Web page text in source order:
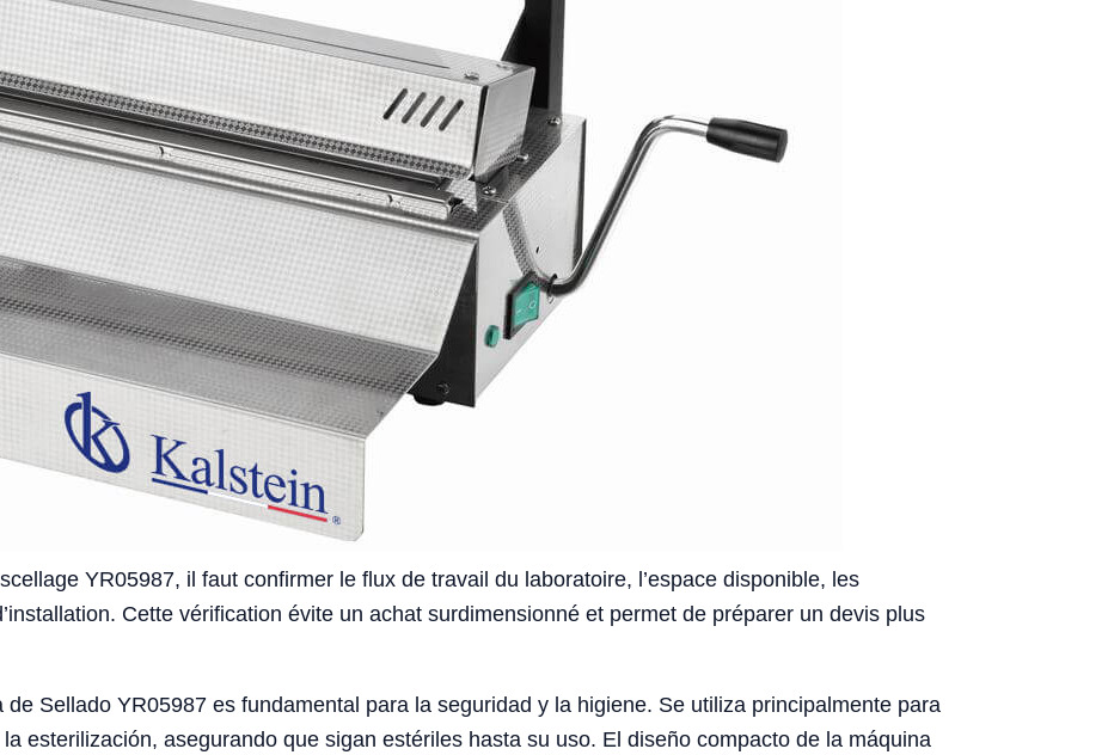
YR05987, il faut confirmer le flux de travail du laboratoire, l’espace disponible, les
Cette vérification évite un achat surdimensionné et permet de préparer un devis plus
Sellado YR05987 es fundamental para la seguridad y la higiene. Se utiliza principalmente para
esterilización, asegurando que sigan estériles hasta su uso. El diseño compacto de la máquina